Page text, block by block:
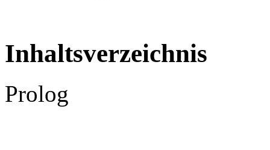
Inhaltsverzeichnis
Prolog